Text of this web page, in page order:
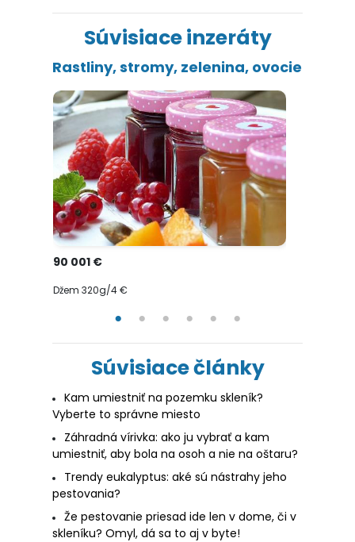
Súvisiace inzeráty
Rastliny, stromy, zelenina, ovocie
90 001 €
Džem 320g/4 €
Súvisiace články
Kam umiestniť na pozemku skleník?
Vyberte to správne miesto
Záhradná vírivka: ako ju vybrať a kam
umiestniť, aby bola na osoh a nie na oštaru?
Trendy eukalyptus: aké sú nástrahy jeho
pestovania?
Že pestovanie priesad ide len v dome, či v
skleníku? Omyl, dá sa to aj v byte!